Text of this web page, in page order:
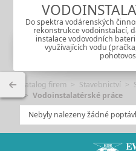
Do spektra vodárenských
rekonstrukce vodoinstalací,
instalace vodovodních
využívajících vodu
Katalog firem Stavebnictví
Vodoinstalatérské práce
Nebyly nalezeny žádné